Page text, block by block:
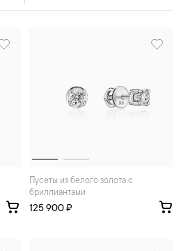
Пусеты из белого золота с
бриллиантами
125 900 ₽